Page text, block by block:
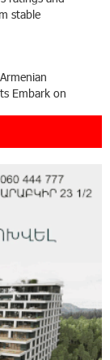
stable
Embark on
Startup
Innovative
Reopens at